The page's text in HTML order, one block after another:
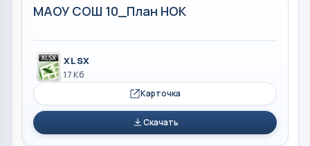
МАОУ СОШ 10_План НОК
XLSX
17 Кб
Карточка
Скачать